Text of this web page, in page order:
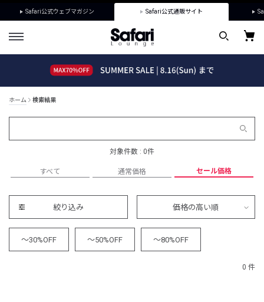
Safari公式ウェブマガジン Safari公式通販サイト
ホーム 検索結果
対象件数 : 0件
すべて 通常価格 セール価格
絞り込み 価格の高い順
～30%OFF ～50%OFF ～80%OFF
0 件